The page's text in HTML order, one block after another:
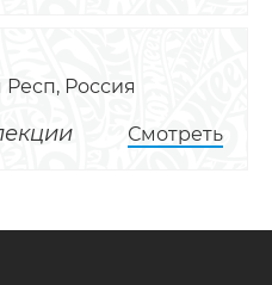
Респ, Россия
Смотреть